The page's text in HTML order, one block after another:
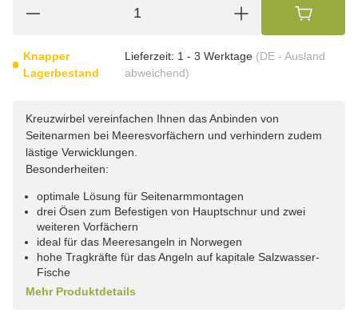
Knapper
Lagerbestand
Lieferzeit: 1 - 3 Werktage (DE - Ausland
abweichend)
Kreuzwirbel vereinfachen Ihnen das Anbinden von
Seitenarmen bei Meeresvorfächern und verhindern zudem
lästige Verwicklungen.
Besonderheiten:
optimale Lösung für Seitenarmmontagen
drei Ösen zum Befestigen von Hauptschnur und zwei
weiteren Vorfächern
ideal für das Meeresangeln in Norwegen
hohe Tragkräfte für das Angeln auf kapitale Salzwasser-
Fische
Mehr Produktdetails